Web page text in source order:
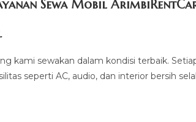
Sewa Mobil
kami sewakan dalam kondisi terbaik.
seperti AC, audio, dan interior bersih